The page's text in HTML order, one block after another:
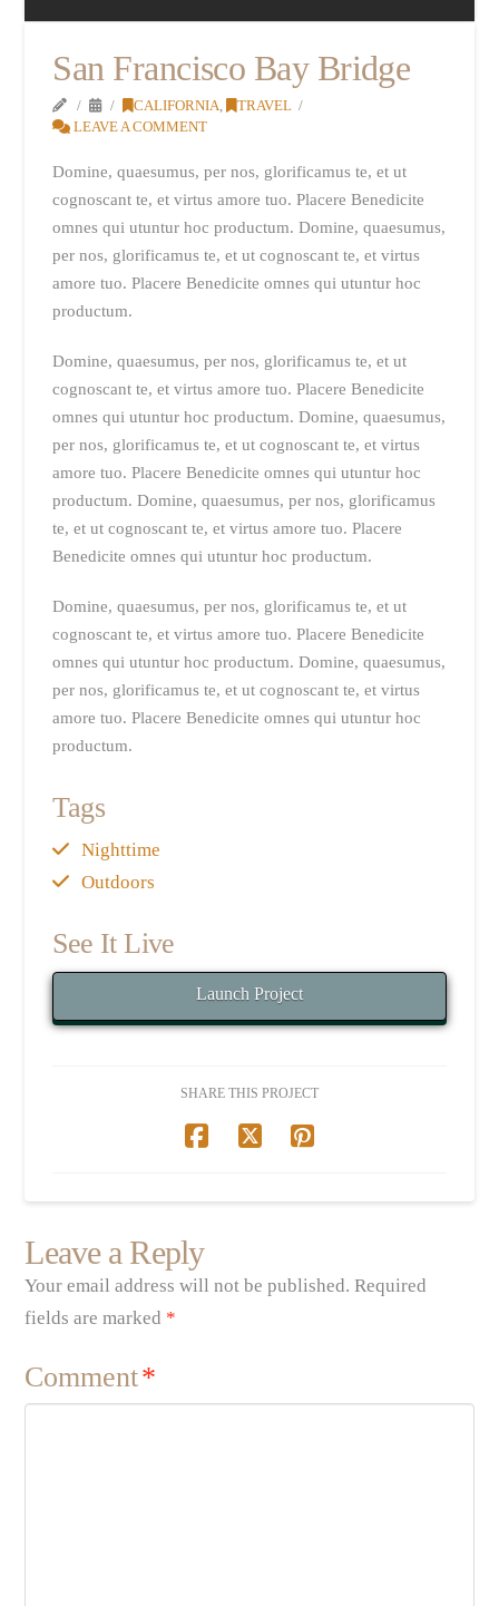
San Francisco Bay Bridge
CALIFORNIA
TRAVEL
LEAVE A COMMENT
Domine, quaesumus, per nos, glorificamus te, et ut
cognoscant te, et virtus amore tuo. Placere Benedicite
omnes qui utuntur hoc productum. Domine, quaesumus,
per nos, glorificamus te, et ut cognoscant te, et virtus
amore tuo. Placere Benedicite omnes qui utuntur hoc
productum.
Domine, quaesumus, per nos, glorificamus te, et ut
cognoscant te, et virtus amore tuo. Placere Benedicite
omnes qui utuntur hoc productum. Domine, quaesumus,
per nos, glorificamus te, et ut cognoscant te, et virtus
amore tuo. Placere Benedicite omnes qui utuntur hoc
productum. Domine, quaesumus, per nos, glorificamus
te, et ut cognoscant te, et virtus amore tuo. Placere
Benedicite omnes qui utuntur hoc productum.
Domine, quaesumus, per nos, glorificamus te, et ut
cognoscant te, et virtus amore tuo. Placere Benedicite
omnes qui utuntur hoc productum. Domine, quaesumus,
per nos, glorificamus te, et ut cognoscant te, et virtus
amore tuo. Placere Benedicite omnes qui utuntur hoc
productum.
Tags
Nighttime
Outdoors
See It Live
Launch Project
SHARE THIS PROJECT
Leave a Reply
Your email address will not be published. Required
fields are marked *
Comment*